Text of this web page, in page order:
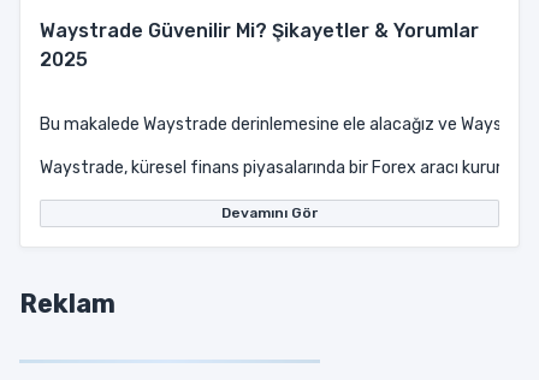
Waystrade Güvenilir Mi? Şikayetler & Yorumlar
2025
Bu makalede Waystrade derinlemesine ele alacağız ve
Waystrade, küresel finans piyasalarında bir Forex aracı
Devamını Gör
Reklam